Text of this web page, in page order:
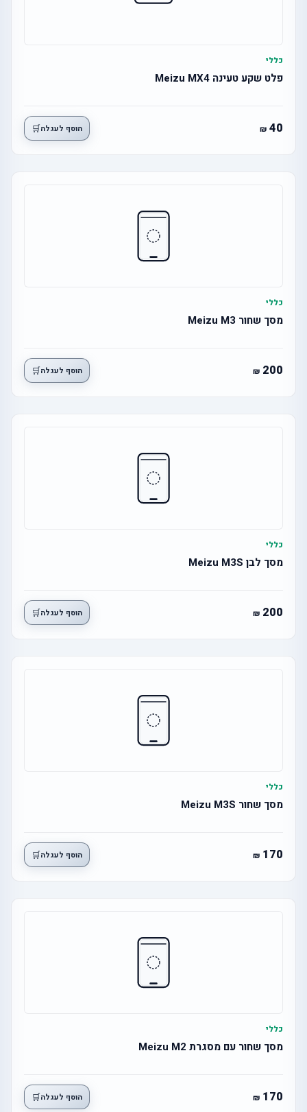
כללי
פלט שקע טעינה Meizu MX4
40 הוסף לעגלה🛒
כללי
מסך שחור Meizu M3
200 הוסף לעגלה🛒
כללי
מסך לבן Meizu M3S
200 הוסף לעגלה🛒
כללי
מסך שחור Meizu M3S
170 הוסף לעגלה🛒
כללי
מסך שחור עם מסגרת Meizu M2
170 הוסף לעגלה🛒